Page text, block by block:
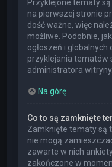
Przyklejone tematy
na pierwszej stronie
dość ważne, więc
możliwe. Podobnie,
ogłoszeń i globalnych
przyklejania tematów
administratora witryny.
Na górę
Co to są zamknięte
Zamknięte tematy są
nie mogą
zawarte w nich
zakończone w